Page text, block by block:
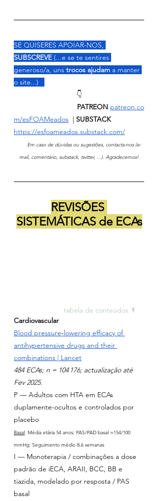
SE QUISERES APOIAR-NOS,
SUBSCREVE (...e se te sentires
generoso/a, uns trocos ajudam a manter
o site...)
👇
PATREON patreon.co
m/esFOAMeados | SUBSTACK
https://esfoameados.substack.com/
Em caso de dúvidas ou sugestões, contacta-nos (e-
mail, comentário, substack, twitter, ...). Agradecemos!
REVISÕES
SISTEMÁTICAS de ECAs
tabela de conteúdos ↟
Cardiovascular
Blood pressure‑lowering efficacy of
antihypertensive drugs and their
combinations | Lancet
484 ECAs; n = 104 176; actualização até
Fev 2025.
P — Adultos com HTA em ECAs
duplamente-ocultos e controlados por
placebo
Basal: Média etária 54 anos; PAS/PAD basal ≈154/100
mmHg; Seguimento médio 8,6 semanas
I — Monoterapia / combinações a dose
padrão de iECA, ARAII, BCC, BB e
tiazida, modelado por resposta / PAS
basal